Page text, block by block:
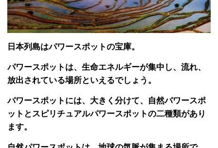
日本列島はパワースポットの宝庫。
パワースポットは、生命エネルギーが集中し、流れ、
放出されている場所といえるでしょう。
パワースポットには、大きく分けて、自然パワースポ
ットとスピリチュアルパワースポットの二種類があり
ます。